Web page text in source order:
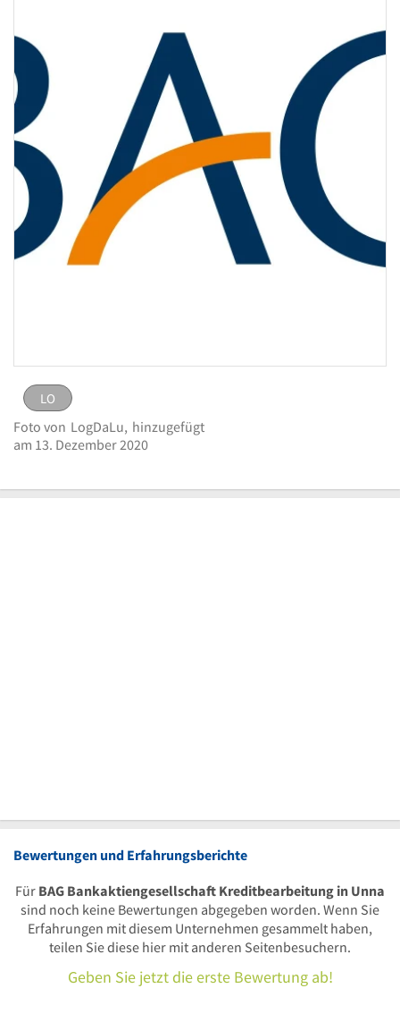
Logo BAG Bankaktiengesellschaft
LO
eingestellt vonLogDaLu am 13. Dezember
LO
Foto von LogDaLu, hinzugefügt
am 13. Dezember 2020
Bewertungen und Erfahrungsberichte
Für BAG Bankaktiengesellschaft Kreditbearbeitung in Unna
sind noch keine Bewertungen abgegeben worden. Wenn Sie
Erfahrungen mit diesem Unternehmen gesammelt haben,
teilen Sie diese hier mit anderen Seitenbesuchern.
Geben Sie jetzt die erste Bewertung ab!